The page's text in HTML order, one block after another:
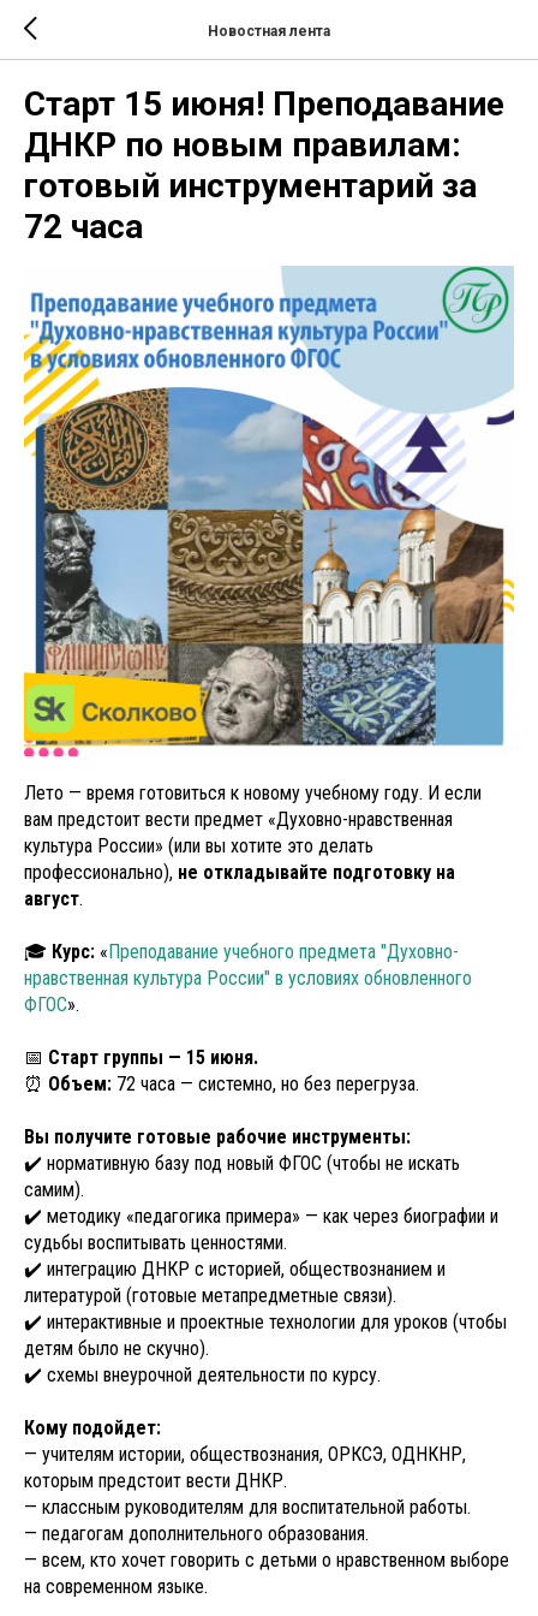
Новостная лента
Старт 15 июня! Преподавание
ДНКР по новым правилам:
готовый инструментарий за
72 часа
Лето — время готовиться к новому учебному году. И если
вам предстоит вести предмет «Духовно-нравственная
культура России» (или вы хотите это делать
профессионально), не откладывайте подготовку на
август.
🎓 Курс: «Преподавание учебного предмета "Духовно-
нравственная культура России" в условиях обновленного
ФГОС».
📅 Старт группы — 15 июня.
⏰ Объем: 72 часа — системно, но без перегруза.
Вы получите готовые рабочие инструменты:
✔️ нормативную базу под новый ФГОС (чтобы не искать
самим).
✔️ методику «педагогика примера» — как через биографии и
судьбы воспитывать ценностями.
✔️ интеграцию ДНКР с историей, обществознанием и
литературой (готовые метапредметные связи).
✔️ интерактивные и проектные технологии для уроков (чтобы
детям было не скучно).
✔️ схемы внеурочной деятельности по курсу.
Кому подойдет:
— учителям истории, обществознания, ОРКСЭ, ОДНКНР,
которым предстоит вести ДНКР.
— классным руководителям для воспитательной работы.
— педагогам дополнительного образования.
— всем, кто хочет говорить с детьми о нравственном выборе
на современном языке.